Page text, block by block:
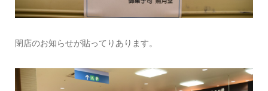
閉店のお知らせが貼ってりあります。